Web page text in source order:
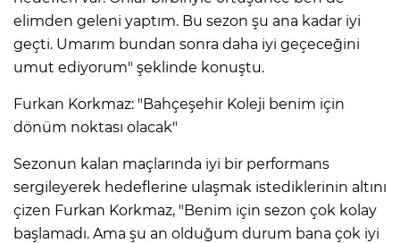
elimden geleni yaptım. Bu sezon şu ana kadar iyi
geçti. Umarım bundan sonra daha iyi geçeceğini
umut ediyorum" şeklinde konuştu.
Furkan Korkmaz: "Bahçeşehir Koleji benim için
dönüm noktası olacak"
Sezonun kalan maçlarında iyi bir performans
sergileyerek hedeflerine ulaşmak istediklerinin altını
çizen Furkan Korkmaz, "Benim için sezon çok kolay
başlamadı. Ama şu an olduğum durum bana çok iyi